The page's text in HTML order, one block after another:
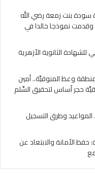
سودة بنت زمعة رضي الله
وقدمت نموذجا خالدا في
للشهادة الثانوية الأزهرية
وعظ المنوفيَّة.. أمين
حجر أساس لتحقيق السِّلم
تفتح باب التقديم لحج القرعة 2027.. المواعيد وطرق التسجيل
حفظ الأمانة والابتعاد عن